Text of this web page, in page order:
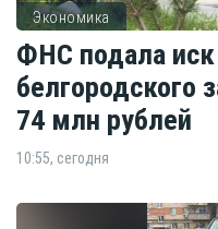
Экономика
ФНС подала иск
белгородского
74 млн рублей
10:55, сегодня